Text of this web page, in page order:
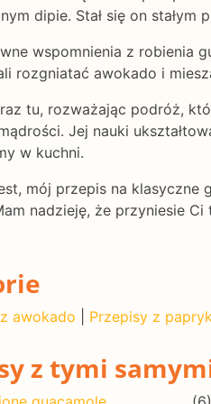
dipie. Stał się on
wspomnienia z robienia
rozgniatać awokado i
tu, rozważając podróż,
Jej nauki
w kuchni.
mój przepis na klasyczne
nadzieję, że przyniesie
awokado Przepisy z
z tymi